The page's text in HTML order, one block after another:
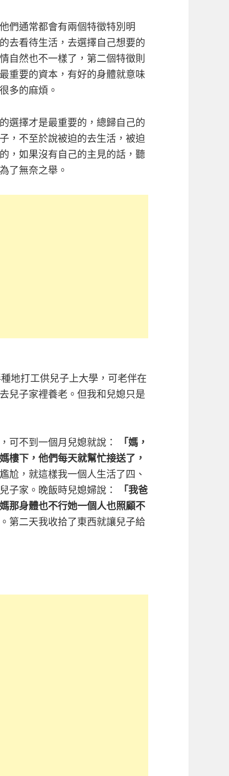
們通常都會有兩個特徵特別明
去看待生活，去選擇自己想要的
自然也不一樣了，第二個特徵則
重要的資本，有好的身體就意味
多的麻煩。
選擇才是最重要的，總歸自己的
，不至於說被迫的去生活，被迫
，如果沒有自己的主見的話，聽
了無奈之舉。
地打工供兒子上大學，可老伴在
兒子家裡養老。但我和兒媳只是
可不到一個月兒媳就說：
「媽，
樓下，他們每天就幫忙接送了，
尬，就這樣我一個人生活了四、
子家。晚飯時兒媳婦說：
「我爸
那身體也不行她一個人也照顧不
第二天我收拾了東西就讓兒子給